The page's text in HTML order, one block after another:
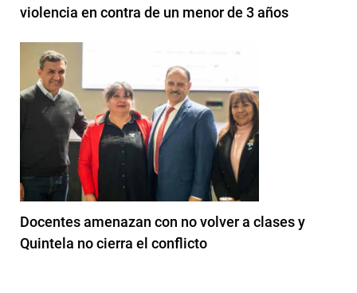
violencia en contra de un menor de 3 años
Docentes amenazan con no volver a clases y
Quintela no cierra el conflicto